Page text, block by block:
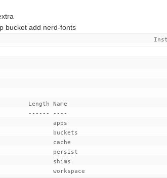
bucket add nerd-fonts
-- -- -- -- --
apps
buckets
cache
persist
shims
workspace